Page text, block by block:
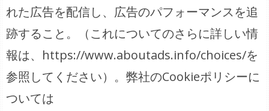
れた広告を配信し、広告のパフォーマンスを追
跡すること。（これについてのさらに詳しい情
報は、https://www.aboutads.info/choices/を
参照してください）。弊社のCookieポリシーに
ついては